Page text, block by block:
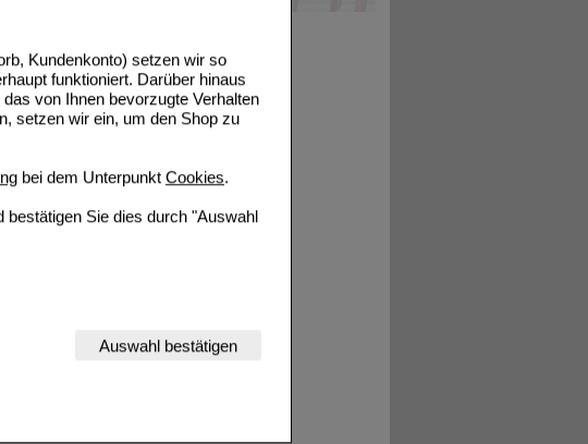
Kundenkonto) setzen wir so
funktioniert. Darüber hinaus
von Ihnen bevorzugte Verhalten
setzen wir ein, um den Shop zu
bei dem Unterpunkt Cookies.
bestätigen Sie dies durch "Auswahl
unserer Website
nicht verzichtet werden kann.
zu gestalten,
Verhaltensweisen (z.B.
Auswahl bestätigen
0
38,91 €
31,13 €
€(20%)
Details
35,11 €